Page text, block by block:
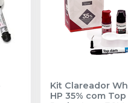
Kit Clareador
HP 35% com